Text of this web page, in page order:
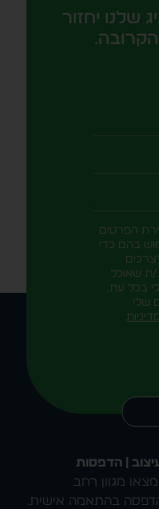
שלנו יחזור
הפרטים
בהם כדי
ת שאוכל
בכל עת,
שלי
מדיניות
| הדפסות
מגוון רחב
בהתאמה אישית.